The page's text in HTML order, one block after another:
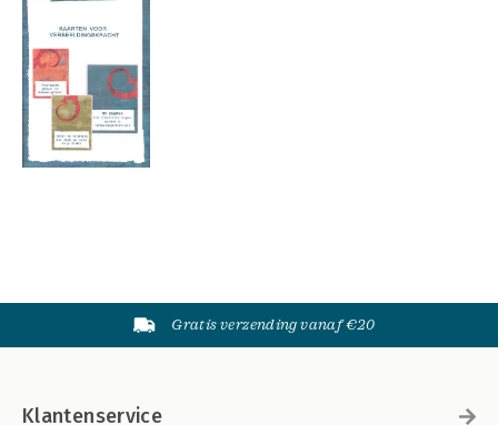
Gratis verzending vanaf €20
Klantenservice